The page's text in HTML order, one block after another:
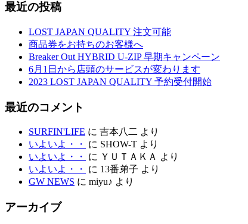
最近の投稿
LOST JAPAN QUALITY 注文可能
商品券をお持ちのお客様へ
Breaker Out HYBRID U-ZIP 早期キャンペーン
6月1日から店頭のサービスが変わります
2023 LOST JAPAN QUALITY 予約受付開始
最近のコメント
SURFIN'LIFE に 吉本八二 より
いよいよ・・
に SHOW-T より
いよいよ・・
に ＹＵＴＡＫＡ より
いよいよ・・
に 13番弟子 より
GW NEWS に miyu♪ より
アーカイブ